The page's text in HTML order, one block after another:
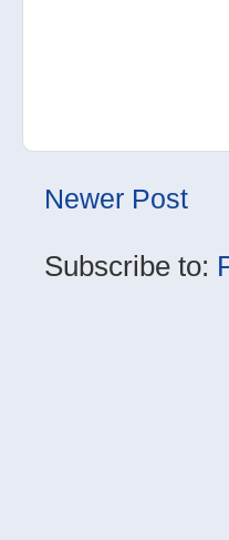
Newer Post
Subscribe to: